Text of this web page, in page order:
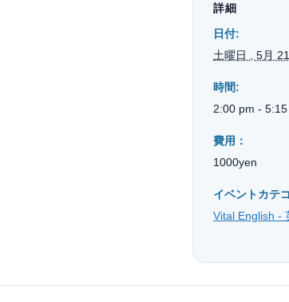
詳細
日付:
土曜日 , 5月
時間:
2:00 pm -
費用：
1000yen
イベントカテ
Vital English -